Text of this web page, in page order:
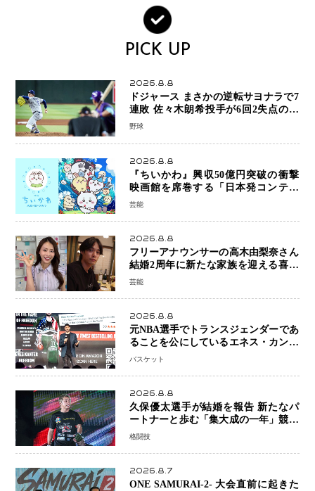
PICK UP
2026.8.8
ドジャース まさかの逆転サヨナラで7
連敗 佐々木朗希投手が6回2失点の力
投も勝利届かず、大谷翔平は好機で悔
野球
2026.8.8
『ちいかわ』興収50億円突破の衝撃
映画館を席巻する「日本発コンテン
ツ」の強さ スパイダーマン、モアナ
芸能
2026.8.8
フリーアナウンサーの高木由梨奈さん
結婚2周年に新たな家族を迎える喜び
を報告 夫・岸田タツヤさんと連名
芸能
2026.8.8
元NBA選手でトランスジェンダーであ
ることを公にしているエネス・カンタ
ーがWNBAドラフト参戦を表明「参加
の背景に女子スポーツを巡る議論
バスケット
2026.8.8
久保優太選手が結婚を報告 新たなパ
ートナーと歩む「集大成の一年」競技
生活を支える存在に感謝
格闘技
2026.8.7
ONE SAMURAI-2- 大会直前に起きた